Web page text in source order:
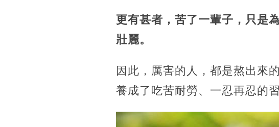
更有甚者，苦了一輩子，只是
壯麗。
因此，厲害的人，都是熬出來
養成了吃苦耐勞、一忍再忍的習